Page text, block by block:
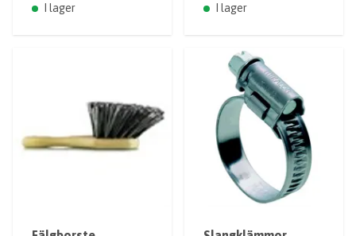
I lager I lager